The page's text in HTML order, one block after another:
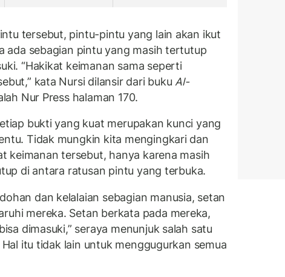
tersebut, pintu-pintu yang lain akan ikut
ada sebagian pintu yang masih tertutup
“Hakikat keimanan sama seperti
kata Nursi dilansir dari buku Al-
Nur Press halaman 170.
bukti yang kuat merupakan kunci yang
Tidak mungkin kita mengingkari dan
keimanan tersebut, hanya karena masih
di antara ratusan pintu yang terbuka.
dan kelalaian sebagian manusia, setan
mereka. Setan berkata pada mereka,
dimasuki,” seraya menunjuk salah satu
itu tidak lain untuk menggugurkan semua